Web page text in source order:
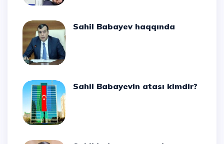
Sahil Babayev haqqında
Sahil Babayevin atası kimdir?